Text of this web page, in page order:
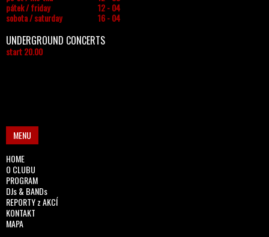
pátek / friday
12 - 04
sobota / saturday
16 - 04
UNDERGROUND CONCERTS
start 20.00
MENU
HOME
O CLUBU
PROGRAM
DJs & BANDs
REPORTY z AKCÍ
KONTAKT
MAPA